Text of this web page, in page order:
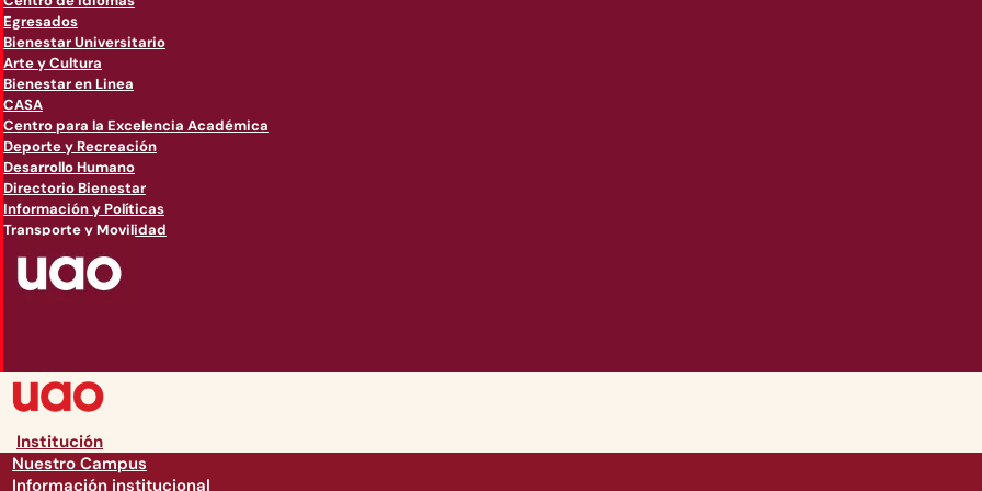
Egresados
Bienestar Universitario
Arte y Cultura
Bienestar en Linea
CASA
Centro para la Excelencia Académica
Deporte y Recreación
Desarrollo Humano
Directorio Bienestar
Información y Políticas
Transporte y Movilidad
Institución
Nuestro Campus
Información institucional